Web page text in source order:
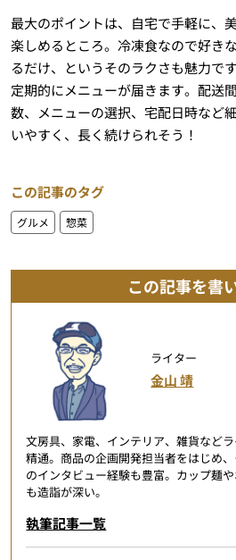
最大のポイントは、自宅で手軽に、
楽しめるところ。冷凍食なので好き
るだけ、というそのラクさも魅力で
定期的にメニューが届きます。配送
数、メニューの選択、宅配日時など
いやすく、長く続けられそう！
この記事のタグ
グルメ 惣菜
この記事を書
ライター
金山 靖
文房具、家電、インテリア、雑貨など
精通。商品の企画開発担当者をはじめ
のインタビュー経験も豊富。カップ麺
も造詣が深い。
執筆記事一覧